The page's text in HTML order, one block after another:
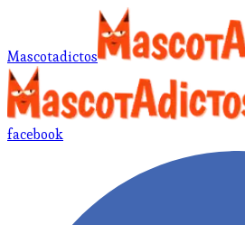
Mascotadictos
facebook